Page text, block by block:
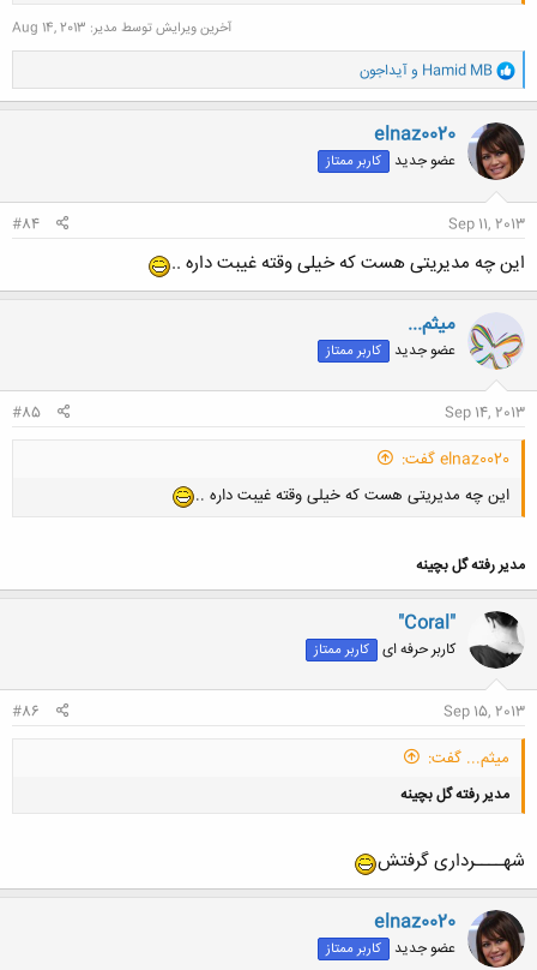
کلیک کنید تا باز شود...
آخرین ویرایش توسط مدیر: Aug 14, 2013
و
ا
ک
ن
ش
ه
ا
Hamid MB وآیداجون
elnaz0020
عضو جدید کاربر ممتاز
Sep 11, 2013
#84
این چه مدیریتی هست که خیلی وقته غیبت داره ..
میثم...
عضو جدید کاربر ممتاز
Sep 14, 2013
#85
elnaz0020 گفت:
این چه مدیریتی هست که خیلی وقته غیبت داره ..
مدیر رفته گل بچینه
"Coral"
کاربر حرفه ای کاربر ممتاز
Sep 15, 2013
#86
میثم... گفت:
مدیر رفته گل بچینه
شهــــرداری گرفتش
elnaz0020
عضو جدید کاربر ممتاز